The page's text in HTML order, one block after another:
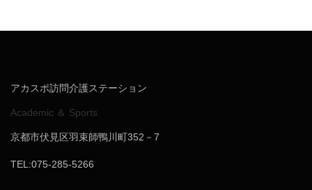
アカスポ訪問介護ステーション
Academic ＆ Sports
京都市伏見区羽束師鴨川町352－7
TEL:075-285-5266